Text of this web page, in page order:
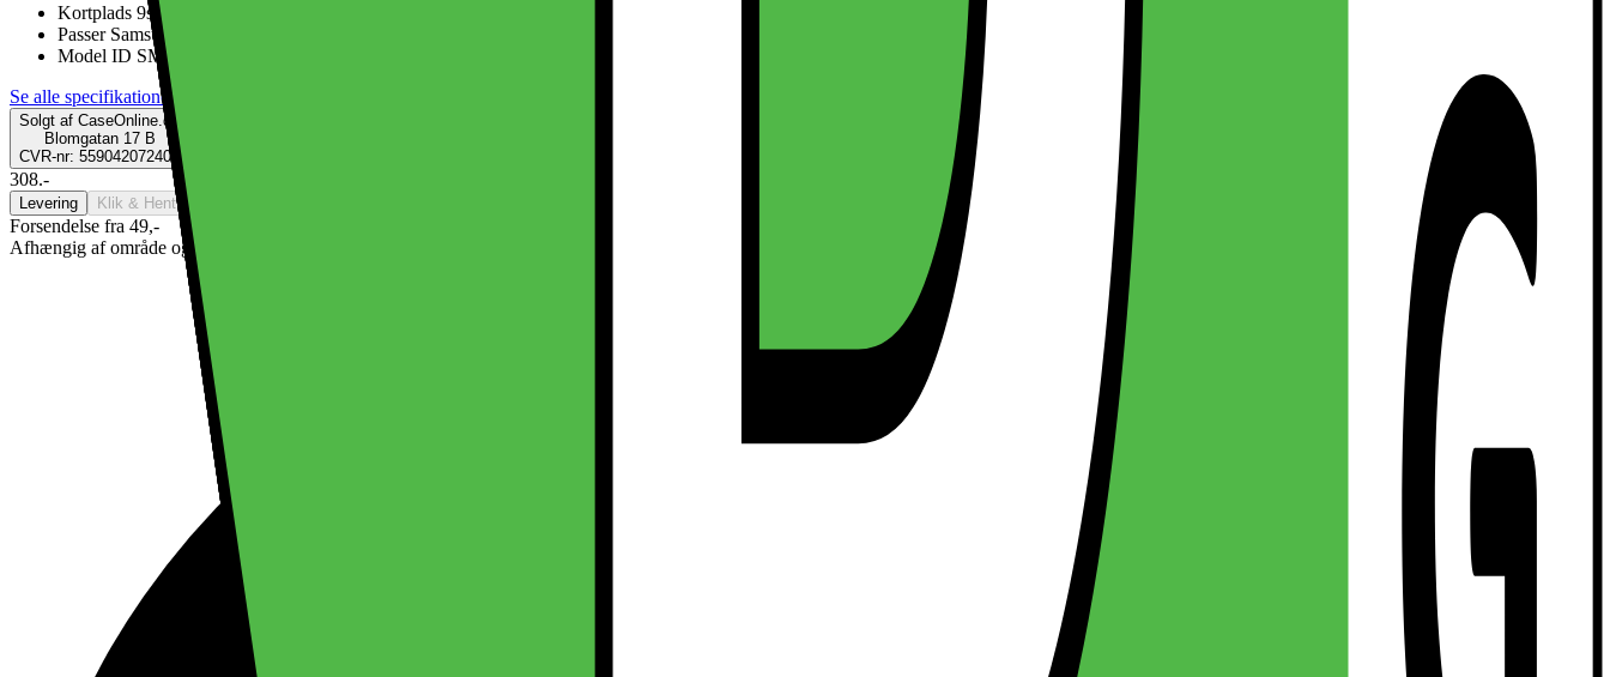
Kortplads 9st
Passer Samsung Galaxy Z Fold 7
Model ID SM-F966B/DS
Se alle specifikationer
Solgt af CaseOnline.dk
Blomgatan 17 B
CVR-nr: 559042072401
308.-
Levering Klik & HentIkke tilgængelig
Forsendelse fra 49,-
Afhængig af område og kapacitet. Se alle leveringsmulighederne i check-out